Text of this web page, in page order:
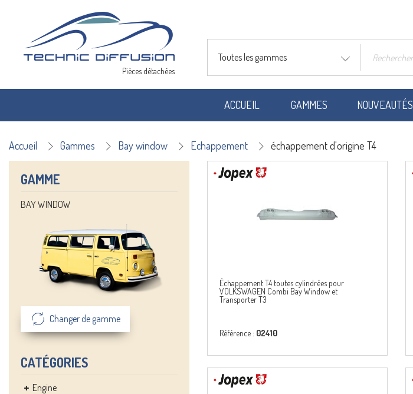
Pièces détachées
Toutes les gammes
ACCUEIL GAMMES NOUVEAUTÉS
Accueil Gammes Bay window Echappement échappement d'origine T4
GAMME
BAY WINDOW
Changer de gamme
CATÉGORIES
Engine
Échappement T4 toutes cylindrées pour
VOLKSWAGEN Combi Bay Window et
Transporter T3
Référence : 02410